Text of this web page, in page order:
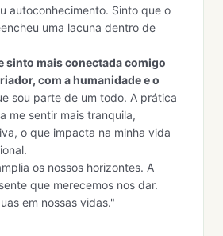
autoconhecimento. Sinto que o
uma lacuna dentro de
sinto mais conectada comigo
com a humanidade e o
sou parte de um todo. A prática
me sentir mais tranquila,
o que impacta na minha vida
os nossos horizontes. A
que merecemos nos dar.
em nossas vidas."